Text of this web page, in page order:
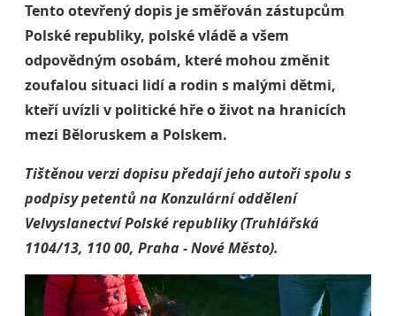
Tento otevřený dopis je směřován zástupcům
Polské republiky, polské vládě a všem
odpovědným osobám, které mohou změnit
zoufalou situaci lidí a rodin s malými dětmi,
kteří uvízli v politické hře o život na hranicích
mezi Běloruskem a Polskem.
Tištěnou verzi dopisu předají jeho autoři spolu s
podpisy petentů na Konzulární oddělení
Velvyslanectví Polské republiky (Truhlářská
1104/13, 110 00, Praha - Nové Město).